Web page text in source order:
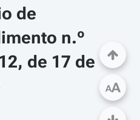
de
n.º
de 17 de
AA